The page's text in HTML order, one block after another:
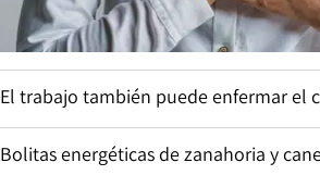
El trabajo también puede enfermar el
Bolitas energéticas de zanahoria y